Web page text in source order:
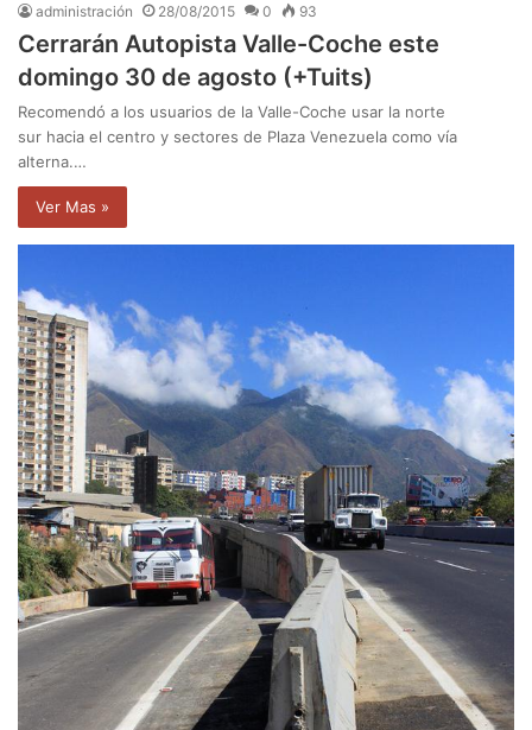
administración 28/08/2015 0 93
Cerrarán Autopista Valle-Coche este
domingo 30 de agosto (+Tuits)
Recomendó a los usuarios de la Valle-Coche usar la norte
sur hacia el centro y sectores de Plaza Venezuela como vía
alterna.…
Ver Mas »